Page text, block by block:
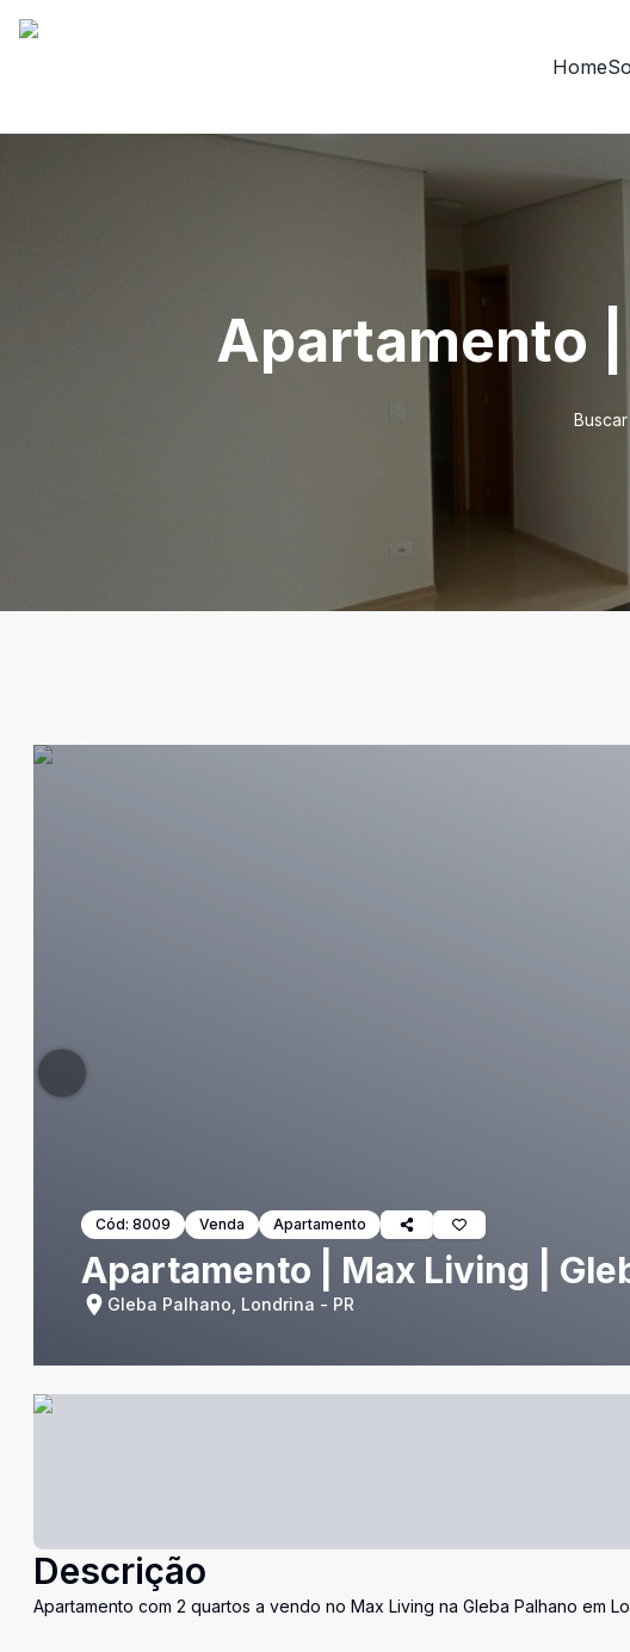
Home
Apartamento
Cód: 8009 Venda Apartamento
Apartamento | Max Living |
Gleba Palhano, Londrina - PR
Descrição
Apartamento com 2 quartos a vendo no Max Living na Gleba Palhano em